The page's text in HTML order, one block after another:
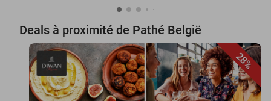
Deals à proximité de Pathé België
28%